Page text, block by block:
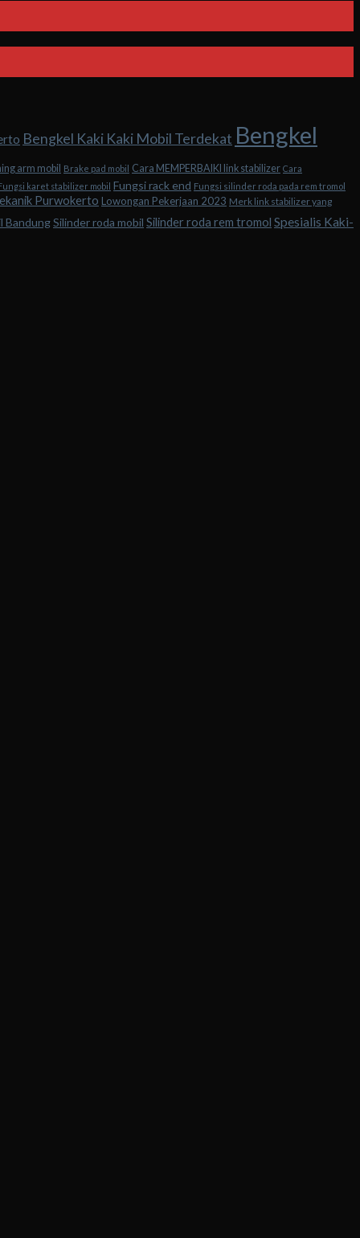
Bengkel Kaki Kaki Mobil Terdekat Bengkel
arm mobil Brake pad mobil Cara MEMPERBAIKI link stabilizer Cara
karet stabilizer mobil Fungsi rack end Fungsi silinder roda pada rem tromol
Purwokerto Lowongan Pekerjaan 2023 Merk link stabilizer yang
BandungSilinder roda mobil Silinder roda rem tromol Spesialis Kaki-